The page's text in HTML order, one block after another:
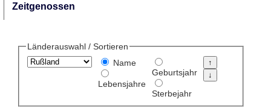
Zeitgenossen
Länderauswahl / Sortieren
Name
Lebensjahre
Geburtsjahr
Sterbejahr